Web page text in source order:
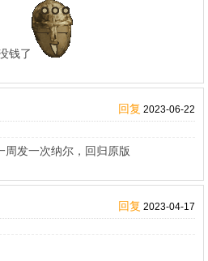
钱了
回复 2023-06-22
周发一次纳尔，回归原版
回复 2023-04-17